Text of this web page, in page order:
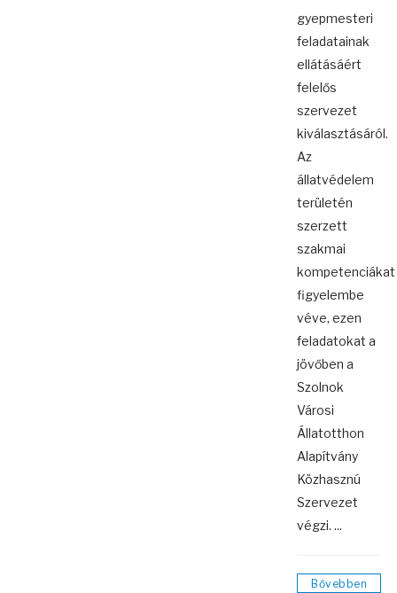
gyepmesteri
feladatainak
ellátásáért
felelős
szervezet
kiválasztásáról.
Az
állatvédelem
területén
szerzett
szakmai
kompetenciákat
figyelembe
véve, ezen
feladatokat a
jövőben a
Szolnok
Városi
Állatotthon
Alapítvány
Közhasznú
Szervezet
végzi. ...
Bővebben